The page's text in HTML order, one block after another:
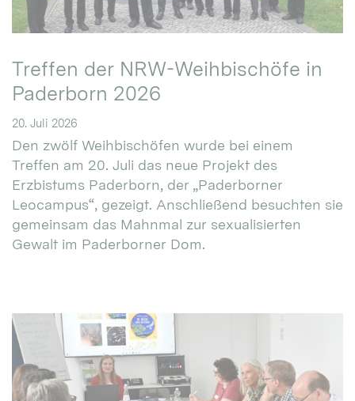
Treffen der NRW-Weihbischöfe in
Paderborn 2026
20. Juli 2026
Den zwölf Weihbischöfen wurde bei einem
Treffen am 20. Juli das neue Projekt des
Erzbistums Paderborn, der „Paderborner
Leocampus“, gezeigt. Anschließend besuchten sie
gemeinsam das Mahnmal zur sexualisierten
Gewalt im Paderborner Dom.